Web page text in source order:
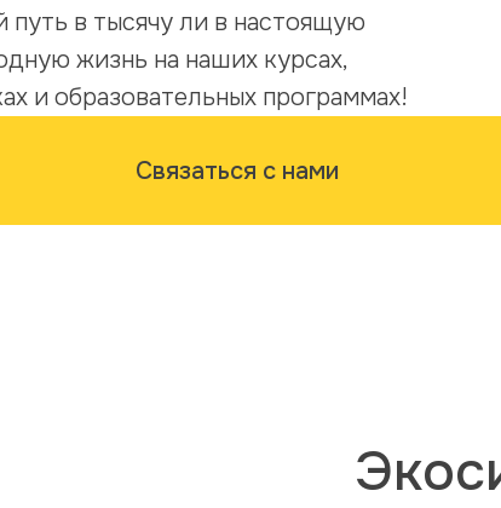
путь в тысячу ли в настоящую
жизнь на наших курсах,
и образовательных программах!
Связаться с нами